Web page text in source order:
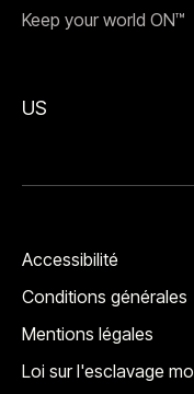
Keep your world ON™
US
Accessibilité
Conditions générales
Mentions légales
Loi sur l'esclavage